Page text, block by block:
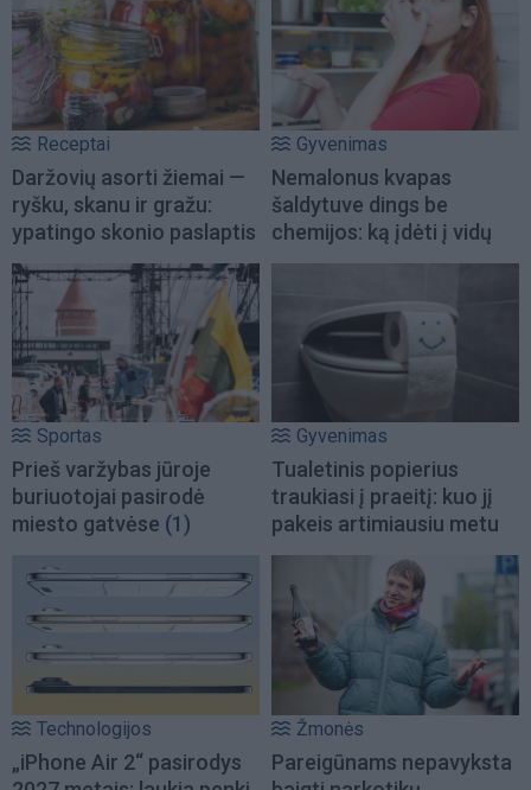
Receptai
Daržovių asorti žiemai —
ryšku, skanu ir gražu:
ypatingo skonio paslaptis
Gyvenimas
Nemalonus kvapas
šaldytuve dings be
chemijos: ką įdėti į vidų
Sportas
Prieš varžybas jūroje
buriuotojai pasirodė
miesto gatvėse (1)
Gyvenimas
Tualetinis popierius
traukiasi į praeitį: kuo jį
pakeis artimiausiu metu
Technologijos
„iPhone Air 2“ pasirodys
Žmonės
Pareigūnams nepavyksta